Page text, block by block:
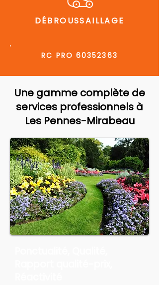
DÉBROUSSAILLAGE
RC PRO 60352363
Une gamme complète de
services professionnels à
Les Pennes-Mirabeau